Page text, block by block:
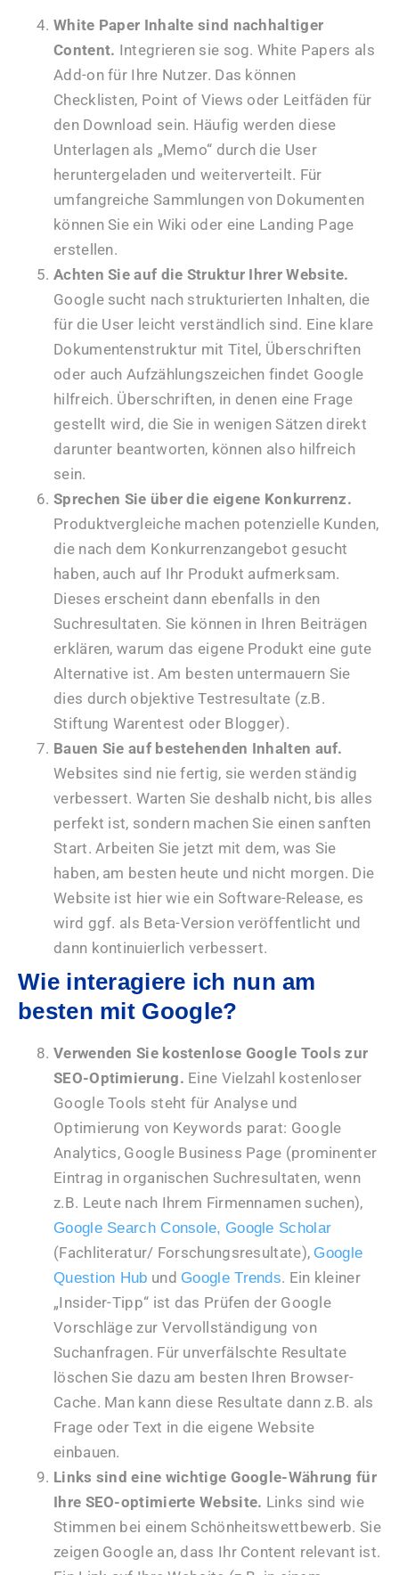
White Paper Inhalte sind nachhaltiger
Content. Integrieren sie sog. White Papers als
Add-on für Ihre Nutzer. Das können
Checklisten, Point of Views oder Leitfäden für
den Download sein. Häufig werden diese
Unterlagen als „Memo“ durch die User
heruntergeladen und weiterverteilt. Für
umfangreiche Sammlungen von Dokumenten
können Sie ein Wiki oder eine Landing Page
erstellen.
Achten Sie auf die Struktur Ihrer Website.
Google sucht nach strukturierten Inhalten, die
für die User leicht verständlich sind. Eine klare
Dokumentenstruktur mit Titel, Überschriften
oder auch Aufzählungszeichen findet Google
hilfreich. Überschriften, in denen eine Frage
gestellt wird, die Sie in wenigen Sätzen direkt
darunter beantworten, können also hilfreich
sein.
Sprechen Sie über die eigene Konkurrenz.
Produktvergleiche machen potenzielle Kunden,
die nach dem Konkurrenzangebot gesucht
haben, auch auf Ihr Produkt aufmerksam.
Dieses erscheint dann ebenfalls in den
Suchresultaten. Sie können in Ihren Beiträgen
erklären, warum das eigene Produkt eine gute
Alternative ist. Am besten untermauern Sie
dies durch objektive Testresultate (z.B.
Stiftung Warentest oder Blogger).
Bauen Sie auf bestehenden Inhalten auf.
Websites sind nie fertig, sie werden ständig
verbessert. Warten Sie deshalb nicht, bis alles
perfekt ist, sondern machen Sie einen sanften
Start. Arbeiten Sie jetzt mit dem, was Sie
haben, am besten heute und nicht morgen. Die
Website ist hier wie ein Software-Release, es
wird ggf. als Beta-Version veröffentlicht und
dann kontinuierlich verbessert.
Wie interagiere ich nun am
besten mit Google?
Verwenden Sie kostenlose Google Tools zur
SEO-Optimierung. Eine Vielzahl kostenloser
Google Tools steht für Analyse und
Optimierung von Keywords parat: Google
Analytics, Google Business Page (prominenter
Eintrag in organischen Suchresultaten, wenn
z.B. Leute nach Ihrem Firmennamen suchen),
Google Search Console, Google Scholar
(Fachliteratur/ Forschungsresultate), Google
Question Hub und Google Trends. Ein kleiner
„Insider-Tipp“ ist das Prüfen der Google
Vorschläge zur Vervollständigung von
Suchanfragen. Für unverfälschte Resultate
löschen Sie dazu am besten Ihren Browser-
Cache. Man kann diese Resultate dann z.B. als
Frage oder Text in die eigene Website
einbauen.
Links sind eine wichtige Google-Währung für
Ihre SEO-optimierte Website. Links sind wie
Stimmen bei einem Schönheitswettbewerb. Sie
zeigen Google an, dass Ihr Content relevant ist.